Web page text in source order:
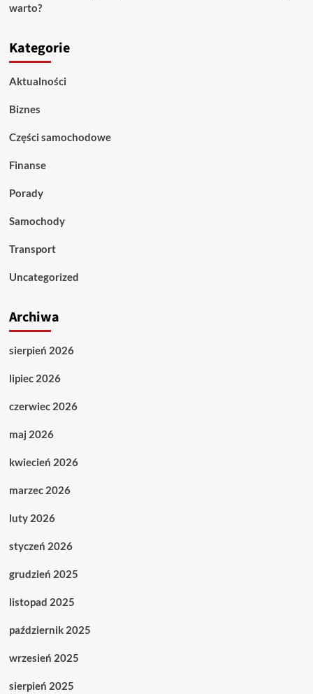
warto?
Kategorie
Aktualności
Biznes
Części samochodowe
Finanse
Porady
Samochody
Transport
Uncategorized
Archiwa
sierpień 2026
lipiec 2026
czerwiec 2026
maj 2026
kwiecień 2026
marzec 2026
luty 2026
styczeń 2026
grudzień 2025
listopad 2025
październik 2025
wrzesień 2025
sierpień 2025